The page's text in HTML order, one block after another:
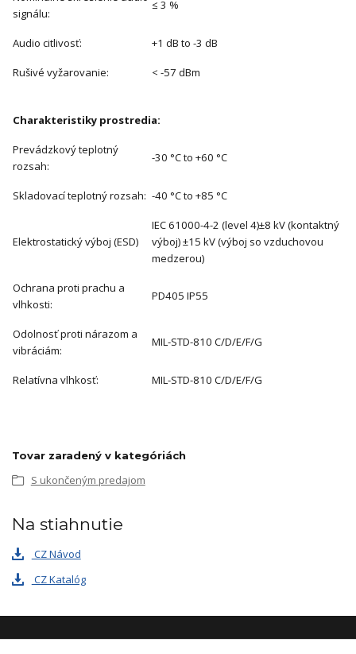
signálu:
≤ 3 %
Audio citlivosť: +1 dB to -3 dB
Rušivé vyžarovanie: < -57 dBm
Charakteristiky prostredia:
Prevádzkový teplotný
rozsah:
-30 °C to +60 °C
Skladovací teplotný rozsah: -40 °C to +85 °C
Elektrostatický výboj (ESD)
IEC 61000-4-2 (level 4)±8 kV (kontaktný
výboj) ±15 kV (výboj so vzduchovou
medzerou)
Ochrana proti prachu a
vlhkosti:
PD405 IP55
Odolnosť proti nárazom a
vibráciám:
MIL-STD-810 C/D/E/F/G
Relatívna vlhkosť: MIL-STD-810 C/D/E/F/G
Tovar zaradený v kategóriách
S ukončeným predajom
Na stiahnutie
CZ Návod
CZ Katalóg